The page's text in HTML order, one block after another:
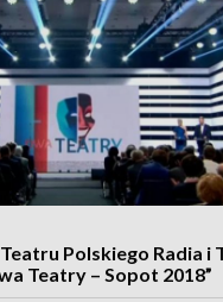
Polskiego Radia i
Teatry – Sopot 2018”